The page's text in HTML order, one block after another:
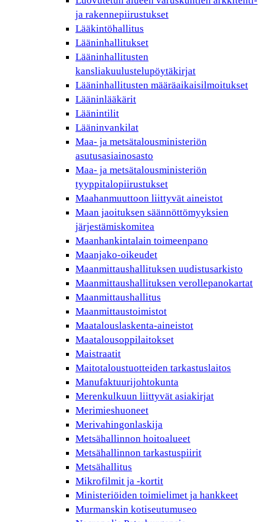
ja rakennepiirustukset
Lääkintöhallitus
Lääninhallitukset
Lääninhallitusten
kansliakuulustelupöytäkirjat
Lääninhallitusten määräaikaisilmoitukset
Lääninlääkärit
Läänintilit
Lääninvankilat
Maa- ja metsätalousministeriön
asutusasiainosasto
Maa- ja metsätalousministeriön
tyyppitalopiirustukset
Maahanmuuttoon liittyvät aineistot
Maan jaoituksen säännöttömyyksien
järjestämiskomitea
Maanhankintalain toimeenpano
Maanjako-oikeudet
Maanmittaushallituksen uudistusarkisto
Maanmittaushallituksen verollepanokartat
Maanmittaushallitus
Maanmittaustoimistot
Maatalouslaskenta-aineistot
Maatalousoppilaitokset
Maistraatit
Maitotaloustuotteiden tarkastuslaitos
Manufaktuurijohtokunta
Merenkulkuun liittyvät asiakirjat
Merimieshuoneet
Merivahingonlaskija
Metsähallinnon hoitoalueet
Metsähallinnon tarkastuspiirit
Metsähallitus
Mikrofilmit ja -kortit
Ministeriöiden toimielimet ja hankkeet
Murmanskin kotiseutumuseo